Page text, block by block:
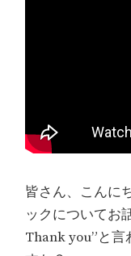
皆さん、こんに
ックについてお
Thank you”と言